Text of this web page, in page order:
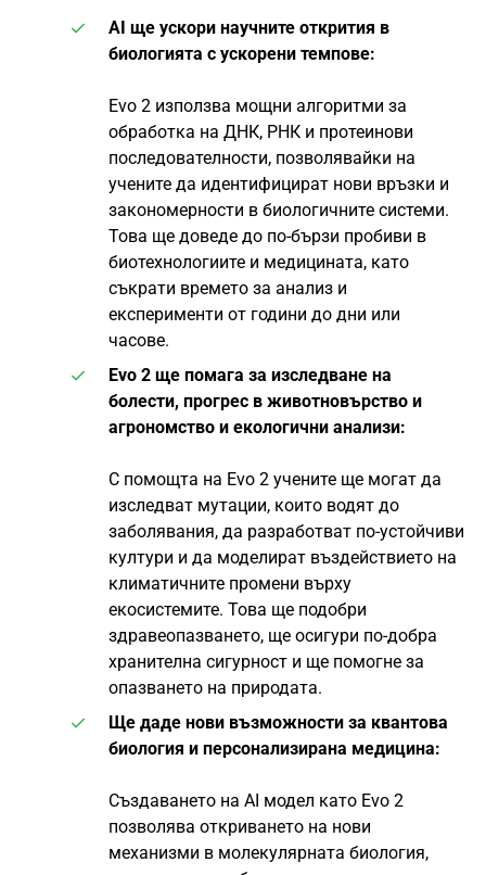
AI ще ускори научните открития в
биологията с ускорени темпове:
Evo 2 използва мощни алгоритми за
обработка на ДНК, РНК и протеинови
последователности, позволявайки на
учените да идентифицират нови връзки и
закономерности в биологичните системи.
Това ще доведе до по-бързи пробиви в
биотехнологиите и медицината, като
съкрати времето за анализ и
експерименти от години до дни или
часове.
Evo 2 ще помага за изследване на
болести, прогрес в животновърство и
агрономство и екологични анализи:
С помощта на Evo 2 учените ще могат да
изследват мутации, които водят до
заболявания, да разработват по-устойчиви
култури и да моделират въздействието на
климатичните промени върху
екосистемите. Това ще подобри
здравеопазването, ще осигури по-добра
хранителна сигурност и ще помогне за
опазването на природата.
Ще даде нови възможности за квантова
биология и персонализирана медицина:
Създаването на AI модел като Evo 2
позволява откриването на нови
механизми в молекулярната биология,